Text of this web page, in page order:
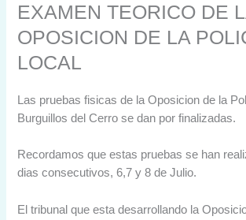
EXAMEN TEORICO DE
OPOSICION DE LA
LOCAL
Las pruebas fisicas de la Oposicion de la
Burguillos del Cerro se dan por finalizadas.
Recordamos que estas pruebas se han
dias consecutivos, 6,7 y 8 de Julio.
El tribunal que esta desarrollando la